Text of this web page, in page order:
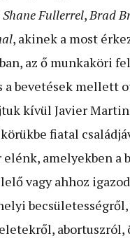
Shane Fullerrel, Brad
, akinek a most
az ő munkaköri
bevetések mellett
kívül Javier
fiatal
amelyekben a
vagy ahhoz
becsületességről,
abortuszról,